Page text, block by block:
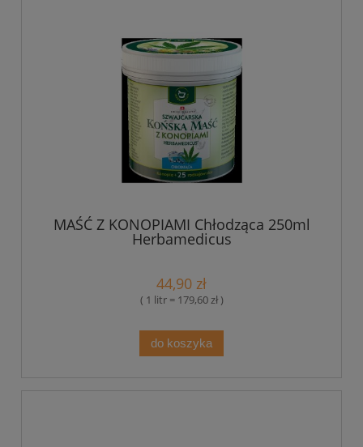
MAŚĆ Z KONOPIAMI Chłodząca 250ml
Herbamedicus
44,90 zł
( 1 litr = 179,60 zł )
do koszyka